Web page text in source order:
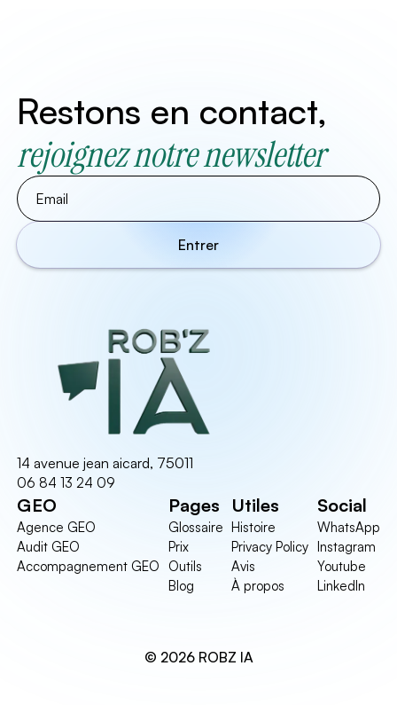
Restons en contact,
rejoignez notre newsletter
14 avenue jean aicard, 75011
06 84 13 24 09
GEO
Agence GEO
Audit GEO
Accompagnement GEO
Pages
Glossaire
Prix
Outils
Blog
Utiles
Histoire
Privacy Policy
Avis
À propos
Social
WhatsApp
Instagram
Youtube
LinkedIn
© 2026 ROBZ IA